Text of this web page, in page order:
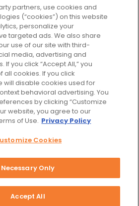
El Super
partners, use cookies and
(“cookies”) on this website
personalize your
targeted ads. We also share
use of our site with third-
media, advertising and
you click “Accept All,” you
all cookies. If you click
will disable cookies used for
behavioral advertising. You
by clicking “Customize
website, you agree to our
of Use. Privacy Policy
Cookies
Necessary Only
Accept All